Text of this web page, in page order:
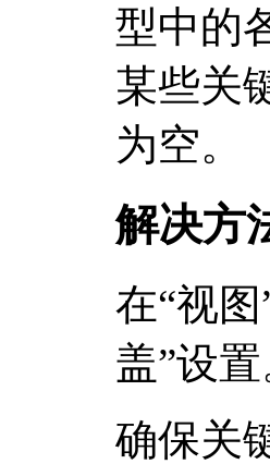
型中的
某些关
为空。
解决方
在“视
盖”设置
确保关